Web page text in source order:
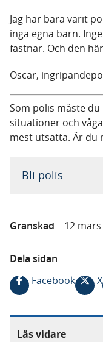
Jag har bara varit
inga egna barn.
fastnar. Och den
Oscar,
Som polis måste
situationer och
mest utsatta. Är du
Bli polis
Granskad 12
Dela sidan
Facebook
X
Läs vidare